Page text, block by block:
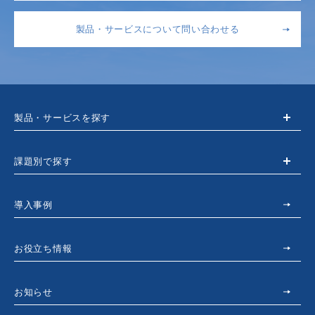
製品・サービスについて問い合わせる
製品・サービスを探す
課題別で探す
導入事例
お役立ち情報
お知らせ